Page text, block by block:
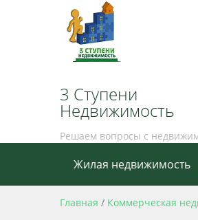
3 Ступени
Недвижимость
Решаем вопросы с
Жилая недвижимость
Главная / Коммерческая